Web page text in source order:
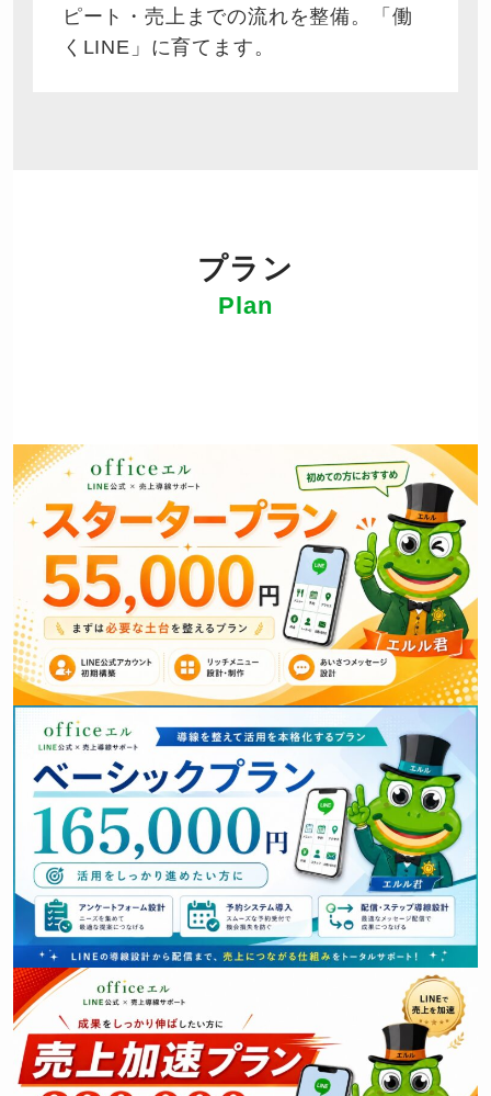
ピート・売上までの流れを整備。「働
くLINE」に育てます。
プラン
Plan